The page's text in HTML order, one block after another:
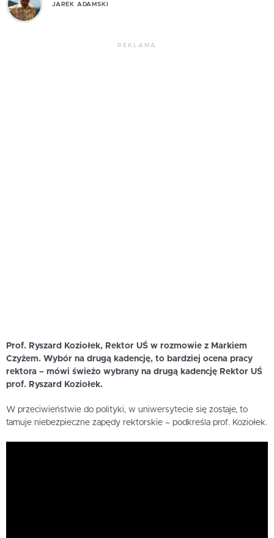
JAREK ADAMSKI
REKLAMA
Prof. Ryszard Koziołek, Rektor UŚ w rozmowie z Markiem
Czyżem. Wybór na drugą kadencję, to bardziej ocena pracy
rektora – mówi świeżo wybrany na drugą kadencję Rektor UŚ
prof. Ryszard Koziołek.
W przeciwieństwie do polityki, w uniwersytecie się zostaje, to
tamuje niebezpieczne zapędy rektorskie – podkreśla prof. Koziołek.